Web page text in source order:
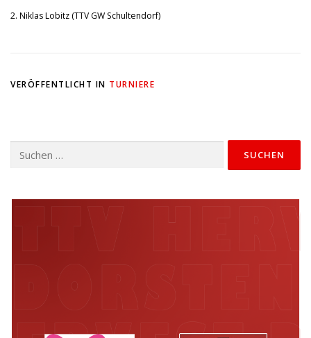
2. Niklas Lobitz (TTV GW Schultendorf)
VERÖFFENTLICHT IN TURNIERE
nach: